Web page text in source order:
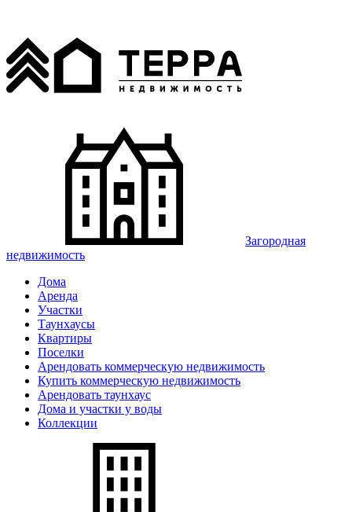
Загородная
недвижимость
Дома
Аренда
Участки
Таунхаусы
Квартиры
Поселки
Арендовать коммерческую недвижимость
Купить коммерческую недвижимость
Арендовать таунхаус
Дома и участки у воды
Коллекции